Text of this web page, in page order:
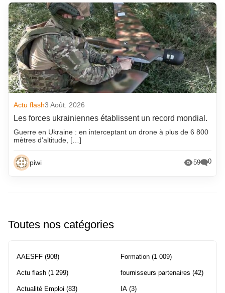
Actu flash3 Août. 2026
Les forces ukrainiennes établissent un record mondial.
Guerre en Ukraine : en interceptant un drone à plus de 6 800
mètres d’altitude, […]
piwi 59 0
Toutes nos catégories
AAESFF (908)
Actu flash (1 299)
Actualité Emploi (83)
Formation (1 009)
fournisseurs partenaires (42)
IA (3)